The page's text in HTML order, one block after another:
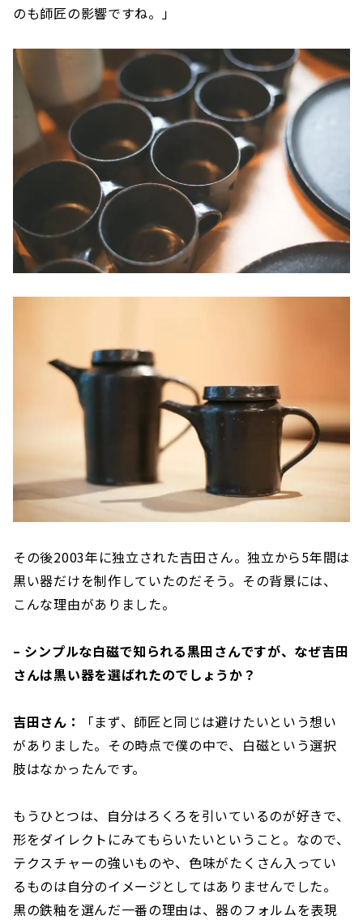
のも師匠の影響ですね。」
その後2003年に独立された吉田さん。独立から5年間は
黒い器だけを制作していたのだそう。その背景には、
こんな理由がありました。
– シンプルな白磁で知られる黒田さんですが、なぜ吉田
さんは黒い器を選ばれたのでしょうか？
吉田さん：
「まず、師匠と同じは避けたいという想い
がありました。その時点で僕の中で、白磁という選択
肢はなかったんです。
もうひとつは、自分はろくろを引いているのが好きで、
形をダイレクトにみてもらいたいということ。なので、
テクスチャーの強いものや、色味がたくさん入ってい
るものは自分のイメージとしてはありませんでした。
黒の鉄釉を選んだ一番の理由は、器のフォルムを表現